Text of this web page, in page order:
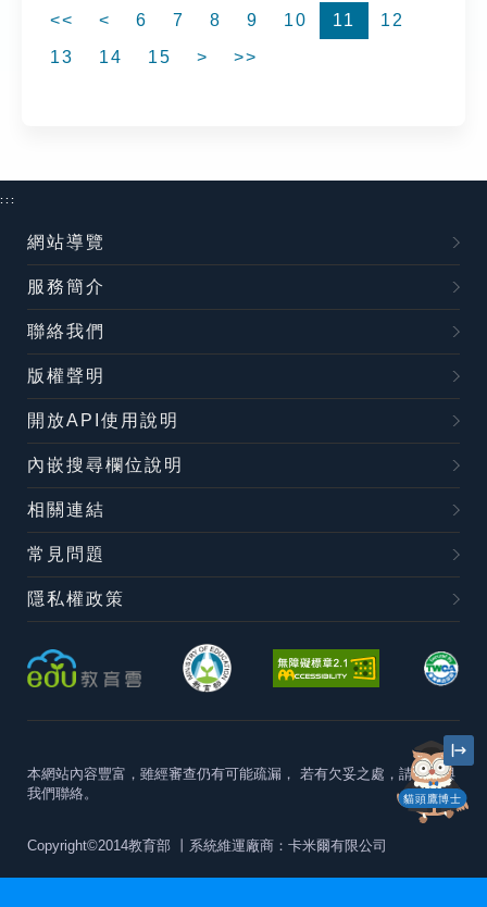
<< < 6 7 8 9 10 11
12
13
14 15 > >>
貓頭鷹博士
:::
網站導覽
服務簡介
聯絡我們
版權聲明
開放API使用說明
內嵌搜尋欄位說明
相關連結
常見問題
隱私權政策
本網站內容豐富，雖經審查仍有可能疏漏， 若有欠妥之處，請隨時與
我們聯絡。
Copyright©2014教育部 丨系統維運廠商：卡米爾有限公司